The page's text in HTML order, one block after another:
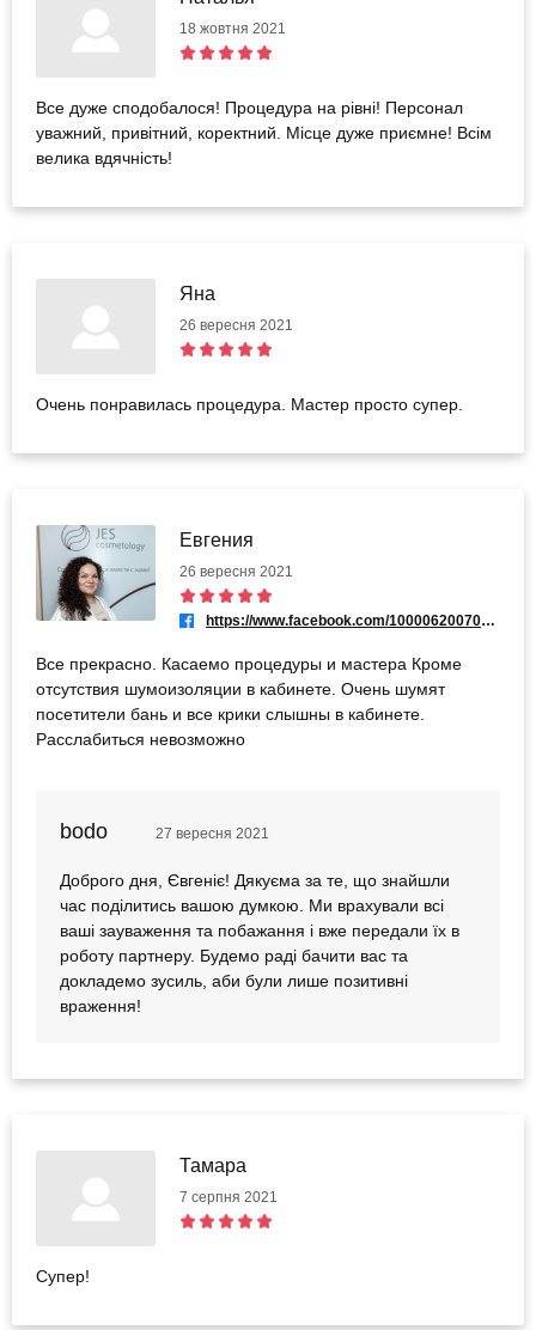
18 жовтня 2021
Все дуже сподобалося! Процедура на рівні! Персонал
уважний, привітний, коректний. Місце дуже приємне! Всім
велика вдячність!
Яна
26 вересня 2021
Очень понравилась процедура. Мастер просто супер.
Евгения
26 вересня 2021
https://www.facebook.com/100006200703344
Все прекрасно. Касаемо процедуры и мастера Кроме
отсутствия шумоизоляции в кабинете. Очень шумят
посетители бань и все крики слышны в кабинете.
Расслабиться невозможно
bodo 27 вересня 2021
Доброго дня, Євгеніє! Дякуєма за те, що знайшли
час поділитись вашою думкою. Ми врахували всі
ваші зауваження та побажання і вже передали їх в
роботу партнеру. Будемо раді бачити вас та
докладемо зусиль, аби були лише позитивні
враження!
Тамара
7 серпня 2021
Супер!